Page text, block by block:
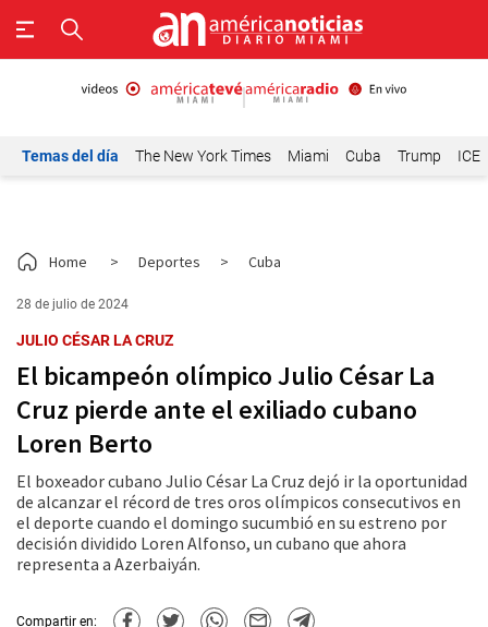
Temas del día The New York Times Miami Cuba Trump ICE
Home > Deportes > Cuba
28 de julio de 2024
JULIO CÉSAR LA CRUZ
El bicampeón olímpico Julio César La
Cruz pierde ante el exiliado cubano
Loren Berto
El boxeador cubano Julio César La Cruz dejó ir la oportunidad
de alcanzar el récord de tres oros olímpicos consecutivos en
el deporte cuando el domingo sucumbió en su estreno por
decisión dividido Loren Alfonso, un cubano que ahora
representa a Azerbaiyán.
Compartir en: